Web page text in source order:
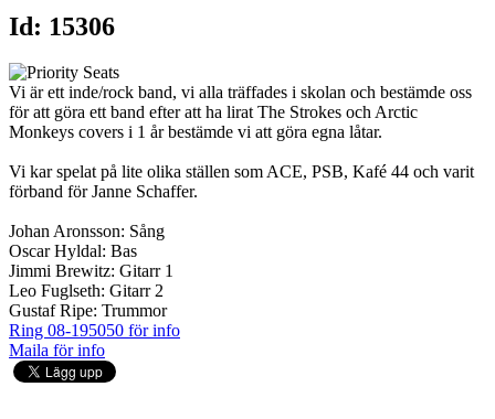
Id: 15306
Vi är ett inde/rock band, vi alla träffades i skolan och bestämde oss
för att göra ett band efter att ha lirat The Strokes och Arctic
Monkeys covers i 1 år bestämde vi att göra egna låtar.
Vi kar spelat på lite olika ställen som ACE, PSB, Kafé 44 och varit
förband för Janne Schaffer.
Johan Aronsson: Sång
Oscar Hyldal: Bas
Jimmi Brewitz: Gitarr 1
Leo Fuglseth: Gitarr 2
Gustaf Ripe: Trummor
Ring 08-195050 för info
Maila för info